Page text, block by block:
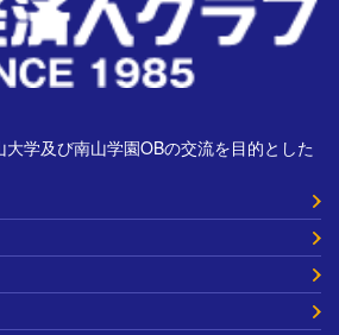
学及び南山学園OBの交流を目的とした